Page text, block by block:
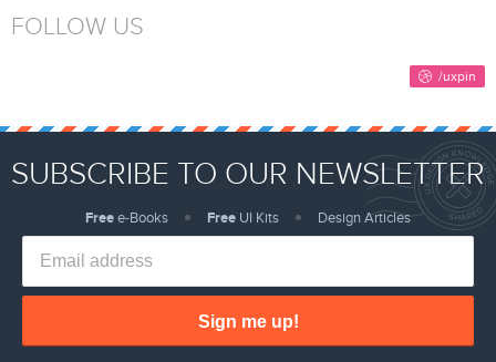
FOLLOW US
SUBSCRIBE TO OUR NEWSLETTER
Freee-Books Free UI Kits Design Articles
Sign me up!